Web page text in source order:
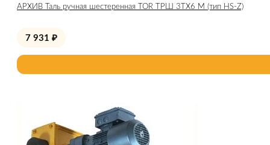
АРХИВ Таль ручная шестеренная TOR ТРШ 3ТХ6 М (тип HS-Z)
7 931 ₽